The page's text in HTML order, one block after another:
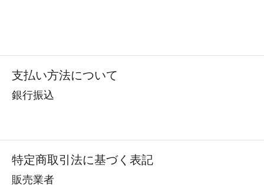
支払い方法について
銀行振込
特定商取引法に基づく表記
販売業者